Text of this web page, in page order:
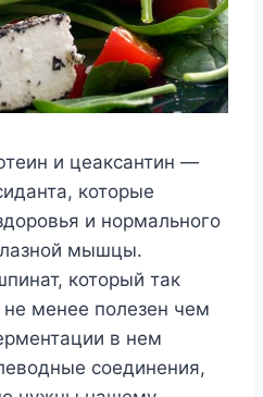
и цеаксантин —
которые
и нормального
мышцы.
который так
менее полезен чем
в нем
соединения,